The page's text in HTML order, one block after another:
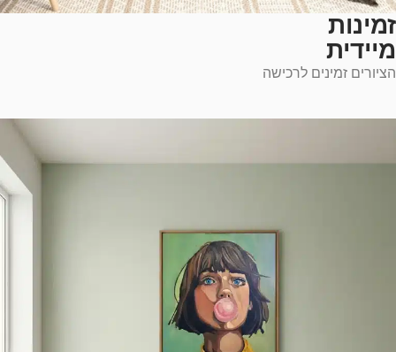
זמינות
מיידית
הציורים זמינים לרכישה